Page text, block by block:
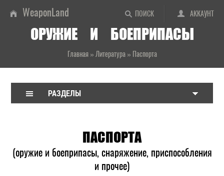
ПОИСК АККАУНТ
WeaponLand
ОРУЖИЕ И БОЕПРИПАСЫ
Главная» Литература» Паспорта
РАЗДЕЛЫ
ПАСПОРТА
(оружие и боеприпасы, снаряжение, приспособления
и прочее)